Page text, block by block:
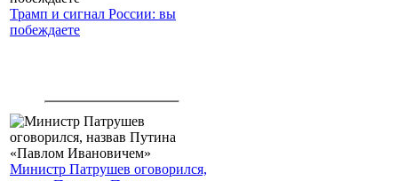
Трамп и сигнал России: вы
побеждаете
Министр Патрушев оговорился,